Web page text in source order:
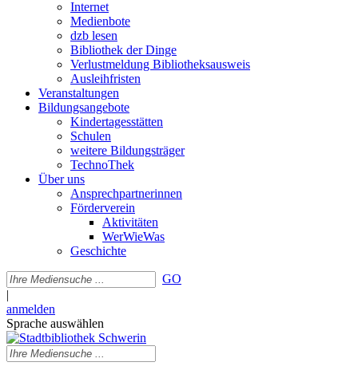
Internet
Medienbote
dzb lesen
Bibliothek der Dinge
Verlustmeldung Bibliotheksausweis
Ausleihfristen
Veranstaltungen
Bildungsangebote
Kindertagesstätten
Schulen
weitere Bildungsträger
TechnoThek
Über uns
Ansprechpartnerinnen
Förderverein
Aktivitäten
WerWieWas
Geschichte
GO
|
anmelden
Sprache auswählen